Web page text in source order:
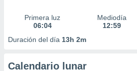
Primera luz
06:04
Mediodía
12:59
Duración del día 13h 2m
Calendario lunar